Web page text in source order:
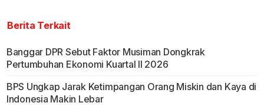
Berita Terkait
Banggar DPR Sebut Faktor Musiman Dongkrak
Pertumbuhan Ekonomi Kuartal II 2026
BPS Ungkap Jarak Ketimpangan Orang Miskin dan Kaya di
Indonesia Makin Lebar